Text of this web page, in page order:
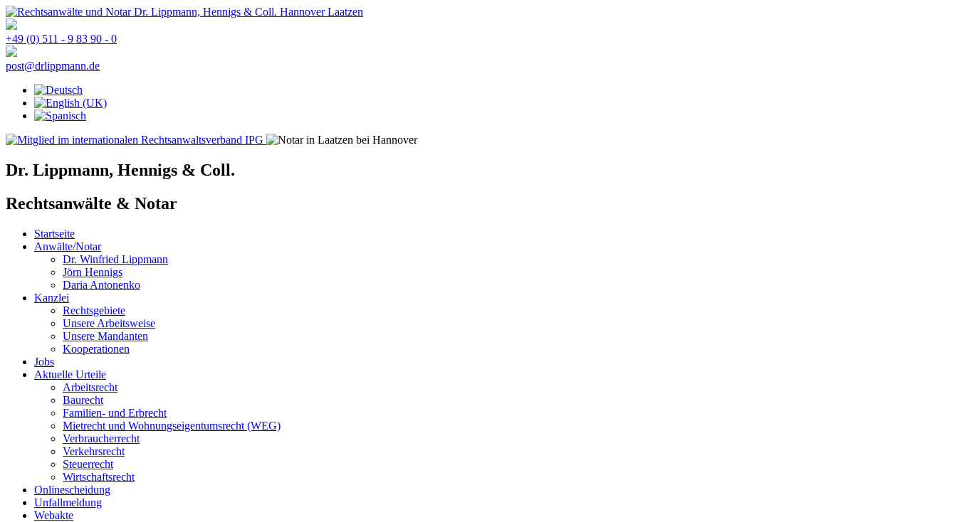
+49 (0) 511 - 9 83 90 - 0
post@drlippmann.de
Dr. Lippmann, Hennigs & Coll.
Rechtsanwälte & Notar
Startseite
Anwälte/Notar
Dr. Winfried Lippmann
Jörn Hennigs
Daria Antonenko
Kanzlei
Rechtsgebiete
Unsere Arbeitsweise
Unsere Mandanten
Kooperationen
Jobs
Aktuelle Urteile
Arbeitsrecht
Baurecht
Familien- und Erbrecht
Mietrecht und Wohnungseigentumsrecht (WEG)
Verbraucherrecht
Verkehrsrecht
Steuerrecht
Wirtschaftsrecht
Onlinescheidung
Unfallmeldung
Webakte